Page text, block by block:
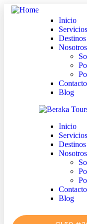
Inicio
Servicios
Destinos
Nosotros
Contacto
Blog
Inicio
Servicios
Destinos
Nosotros
Contacto
Blog